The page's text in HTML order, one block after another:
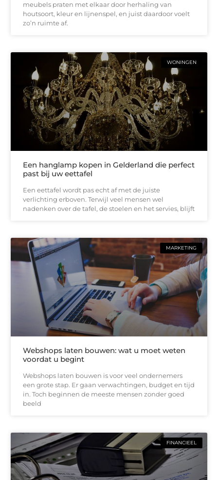
meubels praten met elkaar door herhaling van
houtsoort, kleur en lijnenspel, en juist daardoor voelt
zo’n ruimte af.
WONINGEN
Een hanglamp kopen in Gelderland die perfect
past bij uw eettafel
Een eettafel wordt pas echt af met de juiste
verlichting erboven. Terwijl veel mensen wel
nadenken over de tafel, de stoelen en het servies, blijft
MARKETING
Webshops laten bouwen: wat u moet weten
voordat u begint
Webshops laten bouwen is voor veel ondernemers
een grote stap. Er gaan verwachtingen, budget en tijd
in. Toch beginnen de meeste mensen zonder goed
beeld
FINANCIEEL